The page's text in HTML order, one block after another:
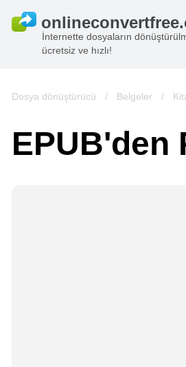
İnternette dosyaların
ücretsiz ve hızlı!
Dosya dönüştürücü / Belgeler /
EPUB'den